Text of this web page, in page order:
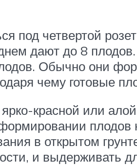
под четвертой
дают до 8
Обычно они
чему готовые
красной или
плодов
в открытом
и выдерживать